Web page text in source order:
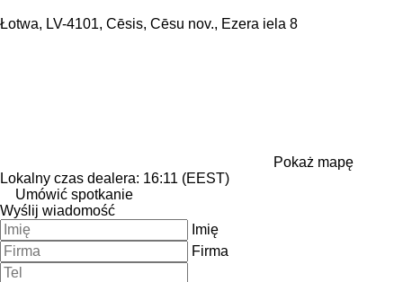
Łotwa, LV-4101, Cēsis, Cēsu nov., Ezera iela 8
Pokaż mapę
Lokalny czas dealera: 16:11 (EEST)
Umówić spotkanie
Wyślij wiadomość
Imię
Firma